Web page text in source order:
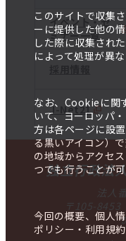
このサイトで収集
ーに提供した他の
した際に収集され
によって処理が異な
なお、Cookieに関
いて、ヨーロッパ
方は各ページに設
る黒いアイコン）
の地域からアクセ
つでも行うことが
今回の概要、個人
ポリシー・利用規
イベント・セ
ミナー一覧
J-Net21
独立行政法
法人
〒105-